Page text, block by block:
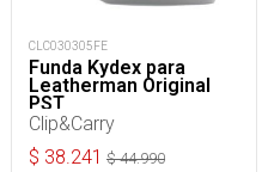
CLC030305FE
Funda Kydex para
Leatherman Original
PST
Clip&Carry
$ 38.241 $44.990